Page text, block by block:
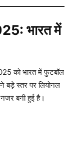
भारत में
को भारत में फुटबॉल
बड़े स्तर पर लियोनल
बनी हुई है।